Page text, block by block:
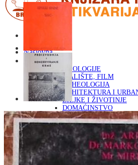
Naslovna
KNJIGE
OD ARHEOLOGIJE
DO KAZALIŠTE, FILM
ARHEOLOGIJA
ARHITEKTURA I
BILJKE I ŽIVOTINJE
DOMAĆINSTVO
ENCIKLOPEDIJE I
ETNOLOGIJA
FILOZOFIJA,
FOTOGRAFIJA
GLAZBENA
KAZALIŠTE, FILM
OD KNJIŽEVNOST